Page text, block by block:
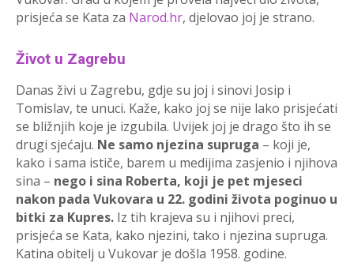
prisjeća se Kata za Narod.hr, djelovao joj je strano.
Život u Zagrebu
Danas živi u Zagrebu, gdje su joj i sinovi Josip i
Tomislav, te unuci. Kaže, kako joj se nije lako prisjećati
se bližnjih koje je izgubila. Uvijek joj je drago što ih se
drugi sjećaju. Ne samo njezina supruga – koji je,
kako i sama ističe, barem u medijima zasjenio i njihova
sina – nego i sina Roberta, koji je pet mjeseci
nakon pada Vukovara u 22. godini života poginuo u
bitki za Kupres. Iz tih krajeva su i njihovi preci,
prisjeća se Kata, kako njezini, tako i njezina supruga.
Katina obitelj u Vukovar je došla 1958. godine.